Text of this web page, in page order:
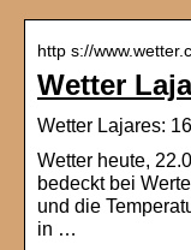
http s://
Wetter
Wetter Lajares:
Wetter heute,
bedeckt bei
und die
in …